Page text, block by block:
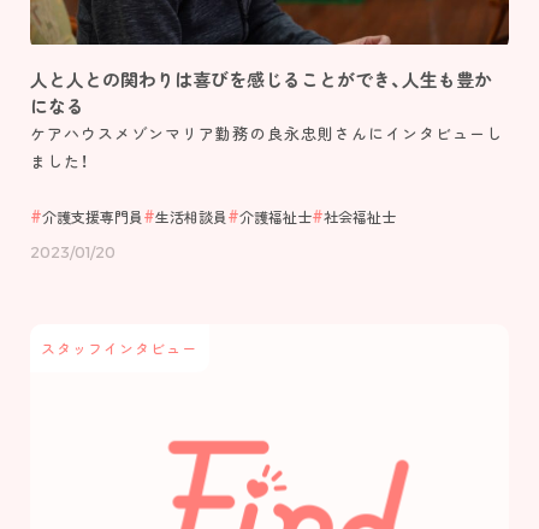
エバーガーデン久留米中央町 定期巡回 |
久留米市中央町
介護のキャリア Follow us！
人と人との関わりは喜びを感じることができ、人生も豊か
になる
ケアハウスメゾンマリア勤務の良永忠則さんにインタビューし
ました！
介護支援専門員 生活相談員 介護福祉士 社会福祉士
2023/01/20
スタッフインタビュー